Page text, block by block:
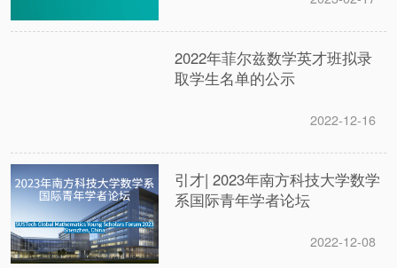
2022年菲尔兹数学英才班拟录
取学生名单的公示
2022-12-16
引才| 2023年南方科技大学数学
系国际青年学者论坛
2022-12-08